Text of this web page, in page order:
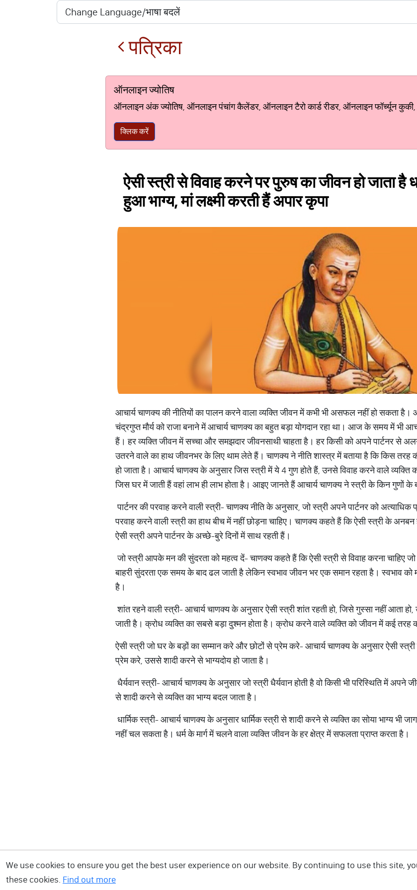
पत्रिका
ऑनलाइन ज्योतिष
ऑनलाइन अंक ज्योतिष, ऑनलाइन पंचांग कैलेंडर, ऑनलाइन टैरो कार्ड रीडर, ऑनलाइन फॉर्च्यून
क्लिक करें
ऐसी स्त्री से विवाह करने पर पुरुष का जीवन हो जाता है
हुआ भाग्य, मां लक्ष्मी करती हैं अपार कृपा
आचार्य चाणक्य की नीतियों का पालन करने वाला व्यक्ति जीवन में कभी भी असफल नहीं हो सकता है।
चंद्रगुप्त मौर्य को राजा बनाने में आचार्य चाणक्य का बहुत बड़ा योगदान रहा था। आज के समय में भी
हैं। हर व्यक्ति जीवन में सच्चा और समझदार जीवनसाथी चाहता है। हर किसी को अपने पार्टनर से
उतरने वाले का हाथ जीवनभर के लिए थाम लेते हैं। चाणक्य ने नीति शास्त्र में बताया है कि किस तरह
हो जाता है। आचार्य चाणक्य के अनुसार जिस स्त्री में ये 4 गुण होते हैं, उनसे विवाह करने वाले व्यक्ति
जिस घर में जाती हैं वहां लाभ ही लाभ होता है। आइए जानते हैं आचार्य चाणक्य ने स्त्री के किन गुणों के
पार्टनर की परवाह करने वाली स्त्री- चाणक्य नीति के अनुसार, जो स्त्री अपने पार्टनर को
परवाह करने वाली स्त्री का हाथ बीच में नहीं छोड़ना चाहिए। चाणक्य कहते हैं कि ऐसी स्त्री के
ऐसी स्त्री अपने पार्टनर के अच्छे-बुरे दिनों में साथ रहती हैं।
जो स्त्री आपके मन की सुंदरता को महत्व दें- चाणक्य कहते हैं कि ऐसी स्त्री से विवाह करना चाहिए
बाहरी सुंदरता एक समय के बाद ढल जाती है लेकिन स्वभाव जीवन भर एक समान रहता है। स्वभाव को
है।
शांत रहने वाली स्त्री- आचार्य चाणक्य के अनुसार ऐसी स्त्री शांत रहती हो, जिसे गुस्सा नहीं आता
जाती है। क्रोध व्यक्ति का सबसे बड़ा दुश्मन होता है। क्रोध करने वाले व्यक्ति को जीवन में कई तरह
ऐसी स्त्री जो घर के बड़ों का सम्मान करे और छोटों से प्रेम करे- आचार्य चाणक्य के अनुसार ऐसी
प्रेम करे, उससे शादी करने से भाग्यदोय हो जाता है।
धैर्यवान स्त्री- आचार्य चाणक्य के अनुसार जो स्त्री धैर्यवान होती है वो किसी भी परिस्थिति में अपने
से शादी करने से व्यक्ति का भाग्य बदल जाता है।
धार्मिक स्त्री- आचार्य चाणक्य के अनुसार धार्मिक स्त्री से शादी करने से व्यक्ति का सोया भाग्य भी
नहीं चल सकता है। धर्म के मार्ग में चलने वाला व्यक्ति जीवन के हर क्षेत्र में सफलता प्राप्त करता है।
We use cookies to ensure you get the best user experience on our website. By continuing to use this site,
these cookies. Find out more